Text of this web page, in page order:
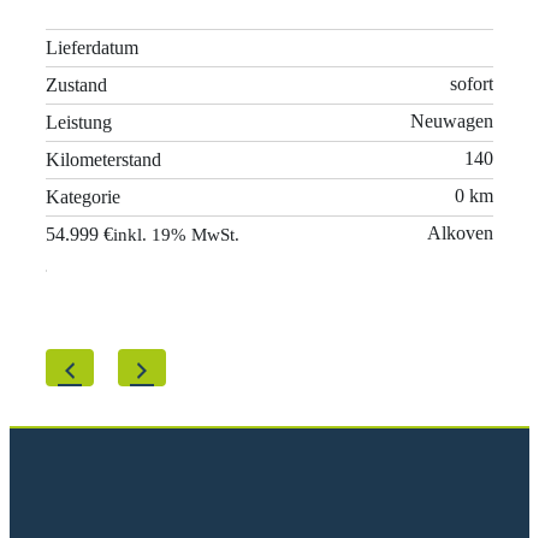
Lieferdatum
sofort
Zustand
Neuwagen
Leistung
140
Kilometerstand
0 km
Kategorie
Alkoven
54.999 € 19% MwSt.